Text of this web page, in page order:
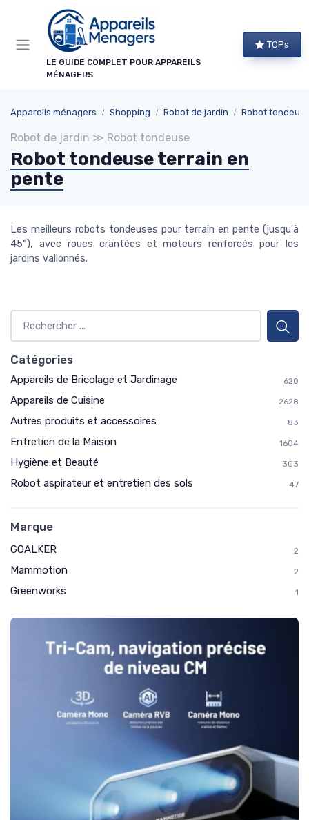
LE GUIDE COMPLET POUR APPAREILS
MÉNAGERS
TOPs
Appareils ménagers Shopping Robot de jardin Robot
Robot de jardin ≫ Robot tondeuse
Robot tondeuse terrain en
pente
Les meilleurs robots tondeuses pour terrain en pente (jusqu'à
45°), avec roues crantées et moteurs renforcés pour les
jardins vallonnés.
Catégories
Appareils de Bricolage et Jardinage 620
Appareils de Cuisine 2628
Autres produits et accessoires 83
Entretien de la Maison 1604
Hygiène et Beauté 303
Robot aspirateur et entretien des sols 47
Marque
GOALKER 2
Mammotion 2
Greenworks 1
Panneau de gestion des cookies